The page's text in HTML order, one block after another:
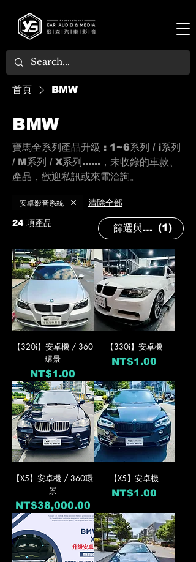
首頁 BMW
BMW
寶馬全系列產品升級 : 1~6系列 / i系列
/ M系列 / X系列......，未收錄的車款、
產品，歡迎私訊或來電洽詢。
安卓影音系統 清除全部
24 項產品 篩選與排序(1)
【320i】安卓機 / 360
環景
價格
NT$1.00
【330i】安卓機
價格
NT$1.00
【X5】安卓機 / 360環
景
價格
NT$38,000.00
【X5】安卓機
價格
NT$1.00